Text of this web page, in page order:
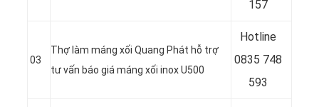
157
03
Thợ làm máng xối Quang Phát hỗ trợ
tư vấn báo giá máng xối inox U500
Hotline
0835 748
593